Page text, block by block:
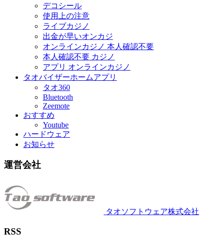
デコシール
使用上の注意
ライブカジノ
出金が早いオンカジ
オンラインカジノ 本人確認不要
本人確認不要 カジノ
アプリ オンラインカジノ
タオバイザーホームアプリ
タオ360
Bluetooth
Zeemote
おすすめ
Youtube
ハードウェア
お知らせ
運営会社
タオソフトウェア株式会社
RSS